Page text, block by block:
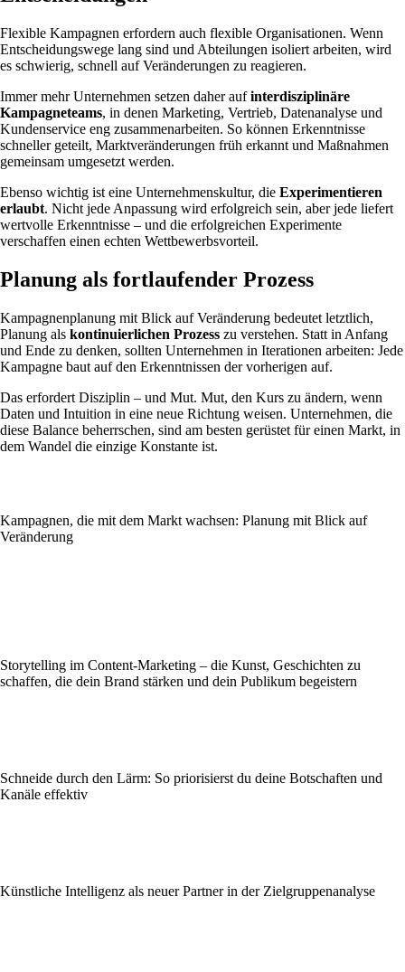
Flexible Kampagnen erfordern auch flexible Organisationen. Wenn
Entscheidungswege lang sind und Abteilungen isoliert arbeiten, wird
es schwierig, schnell auf Veränderungen zu reagieren.
Immer mehr Unternehmen setzen daher aufinterdisziplinäre
Kampagneteams, in denen Marketing, Vertrieb, Datenanalyse und
Kundenservice eng zusammenarbeiten. So können Erkenntnisse
schneller geteilt, Marktveränderungen früh erkannt und Maßnahmen
gemeinsam umgesetzt werden.
Ebenso wichtig ist eine Unternehmenskultur, die Experimentieren
erlaubt. Nicht jede Anpassung wird erfolgreich sein, aber jede liefert
wertvolle Erkenntnisse – und die erfolgreichen Experimente
verschaffen einen echten Wettbewerbsvorteil.
Planung als fortlaufender Prozess
Kampagnenplanung mit Blick auf Veränderung bedeutet letztlich,
Planung als kontinuierlichen Prozess zu verstehen. Statt in Anfang
und Ende zu denken, sollten Unternehmen in Iterationen arbeiten: Jede
Kampagne baut auf den Erkenntnissen der vorherigen auf.
Das erfordert Disziplin – und Mut. Mut, den Kurs zu ändern, wenn
Daten und Intuition in eine neue Richtung weisen. Unternehmen, die
diese Balance beherrschen, sind am besten gerüstet für einen Markt, in
dem Wandel die einzige Konstante ist.
Kampagnen, die mit dem Markt wachsen: Planung mit Blick auf
Veränderung
Storytelling im Content-Marketing – die Kunst, Geschichten zu
schaffen, die dein Brand stärken und dein Publikum begeistern
Schneide durch den Lärm: So priorisierst du deine Botschaften und
Kanäle effektiv
Künstliche Intelligenz als neuer Partner in der Zielgruppenanalyse